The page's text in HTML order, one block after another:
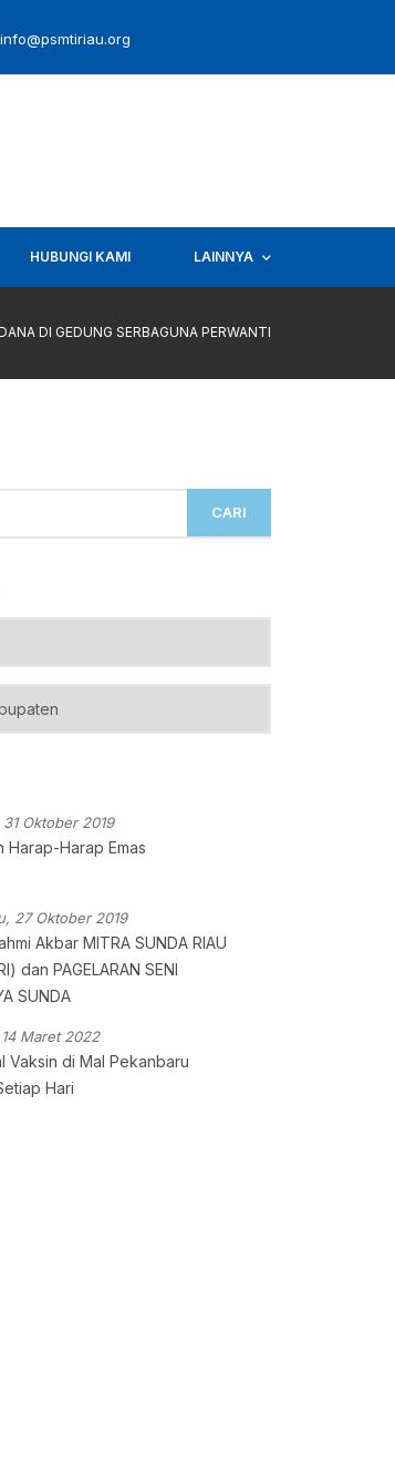
info@psmtiriau.org
HUBUNGI KAMI LAINNYA
DI GEDUNG SERBAGUNA PERWANTI
CARI
31 Oktober 2019
Harap-Harap Emas
27 Oktober 2019
Akbar MITRA SUNDA RIAU
dan PAGELARAN SENI
SUNDA
Maret 2022
Vaksin di Mal Pekanbaru
Hari